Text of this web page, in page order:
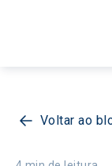
Voltar ao